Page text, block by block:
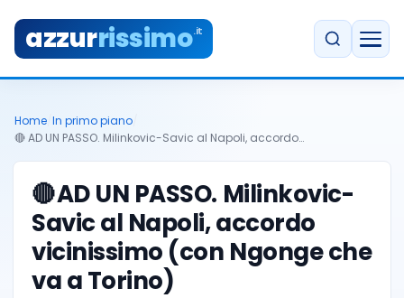
azzurrissimo.it
Home In primo piano
🔴 AD UN PASSO. Milinkovic-Savic al Napoli, accordo…
🔴AD UN PASSO. Milinkovic-
Savic al Napoli, accordo
vicinissimo (con Ngonge che
va a Torino)